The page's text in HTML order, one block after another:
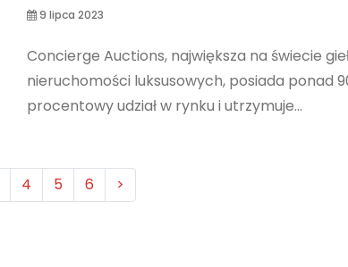
9 lipca 2023
Concierge Auctions, największa na świecie
nieruchomości luksusowych, posiada ponad
procentowy udział w rynku i utrzymuje...
4 5 6 >